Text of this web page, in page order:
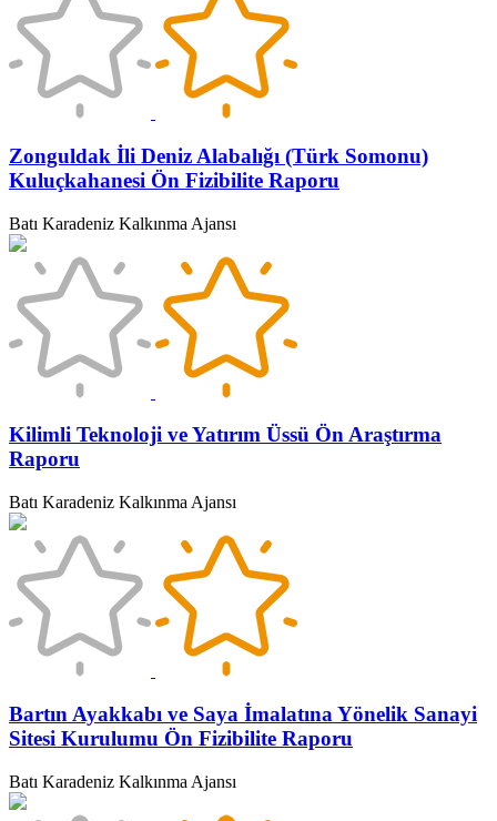
Zonguldak İli Deniz Alabalığı (Türk Somonu)
Kuluçkahanesi Ön Fizibilite Raporu
Batı Karadeniz Kalkınma Ajansı
Kilimli Teknoloji ve Yatırım Üssü Ön Araştırma
Raporu
Batı Karadeniz Kalkınma Ajansı
Bartın Ayakkabı ve Saya İmalatına Yönelik Sanayi
Sitesi Kurulumu Ön Fizibilite Raporu
Batı Karadeniz Kalkınma Ajansı